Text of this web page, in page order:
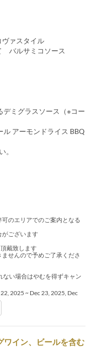
ァスタイル
バルサミコソース
デミグラスソース（※コー
ル アーモンドライス BBQ
。
のエリアでのご案内となる
がございます
戴致します
せんので予めご了承くださ
ない場合はやむを得ずキャン
2025 ~ Dec 23, 2025, Dec
ワイン、ビールを含む